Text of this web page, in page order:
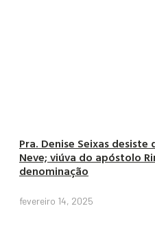
Pra. Denise Seixas
Neve; viúva do apóstolo
denominação
fevereiro 14, 2025